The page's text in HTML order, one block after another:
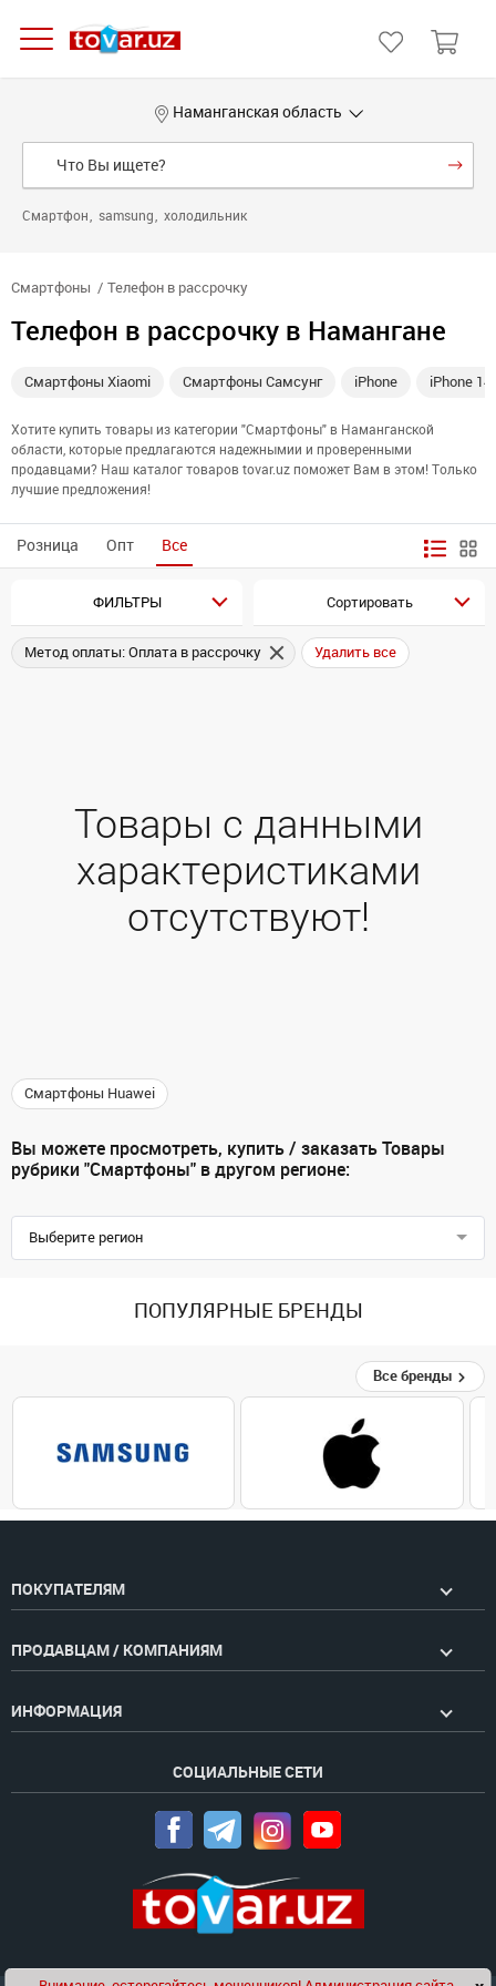
Наманганская область
Смартфон samsung холодильник
Смартфоны Телефон в рассрочку
Телефон в рассрочку в Намангане
Смартфоны Xiaomi Смартфоны Самсунг iPhone iPhone 14
Хотите купить товары из категории "Смартфоны" в Наманганской
области, которые предлагаются надежнымии и проверенными
продавцами? Наш каталог товаров tovar.uz поможет Вам в этом! Только
лучшие предложения!
Розница Опт Все
ФИЛЬТРЫ Сортировать
Метод оплаты: Оплата в рассрочку Удалить все
Товары с данными
характеристиками
отсутствуют!
Смартфоны Huawei
Вы можете просмотреть, купить / заказать Товары
рубрики "Смартфоны" в другом регионе:
Выберите регион
ПОПУЛЯРНЫЕ БРЕНДЫ
Все бренды
ПОКУПАТЕЛЯМ
ПРОДАВЦАМ / КОМПАНИЯМ
ИНФОРМАЦИЯ
СОЦИАЛЬНЫЕ СЕТИ